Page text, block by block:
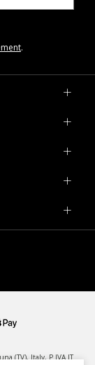
.
(TV), Italy, P.IVA IT